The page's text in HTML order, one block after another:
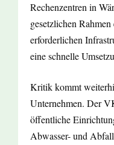
Rechenzentren in
gesetzlichen
erforderlichen
eine schnelle
Kritik kommt
Unternehmen. Der
öffentliche
Abwasser- und